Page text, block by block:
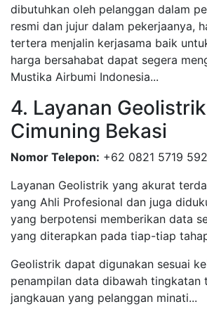
dibutuhkan oleh pelanggan dalam
resmi dan jujur dalam pekerjaanya,
tertera menjalin kerjasama baik
harga bersahabat dapat segera
Mustika Airbumi Indonesia...
4. Layanan
Cimuning Bekasi
Nomor Telepon: +62 0821 5719
Layanan Geolistrik yang akurat
yang Ahli Profesional dan juga
yang berpotensi memberikan data
yang diterapkan pada tiap-tiap
Geolistrik dapat digunakan sesuai
penampilan data dibawah tingkatan
jangkauan yang pelanggan minati...